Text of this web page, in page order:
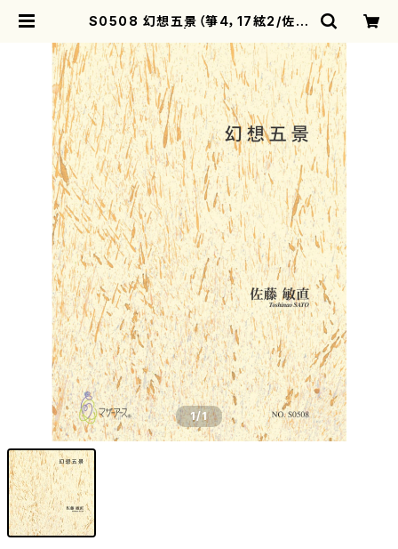
S0508 幻想五景（箏4，17絃2/佐藤
1/1